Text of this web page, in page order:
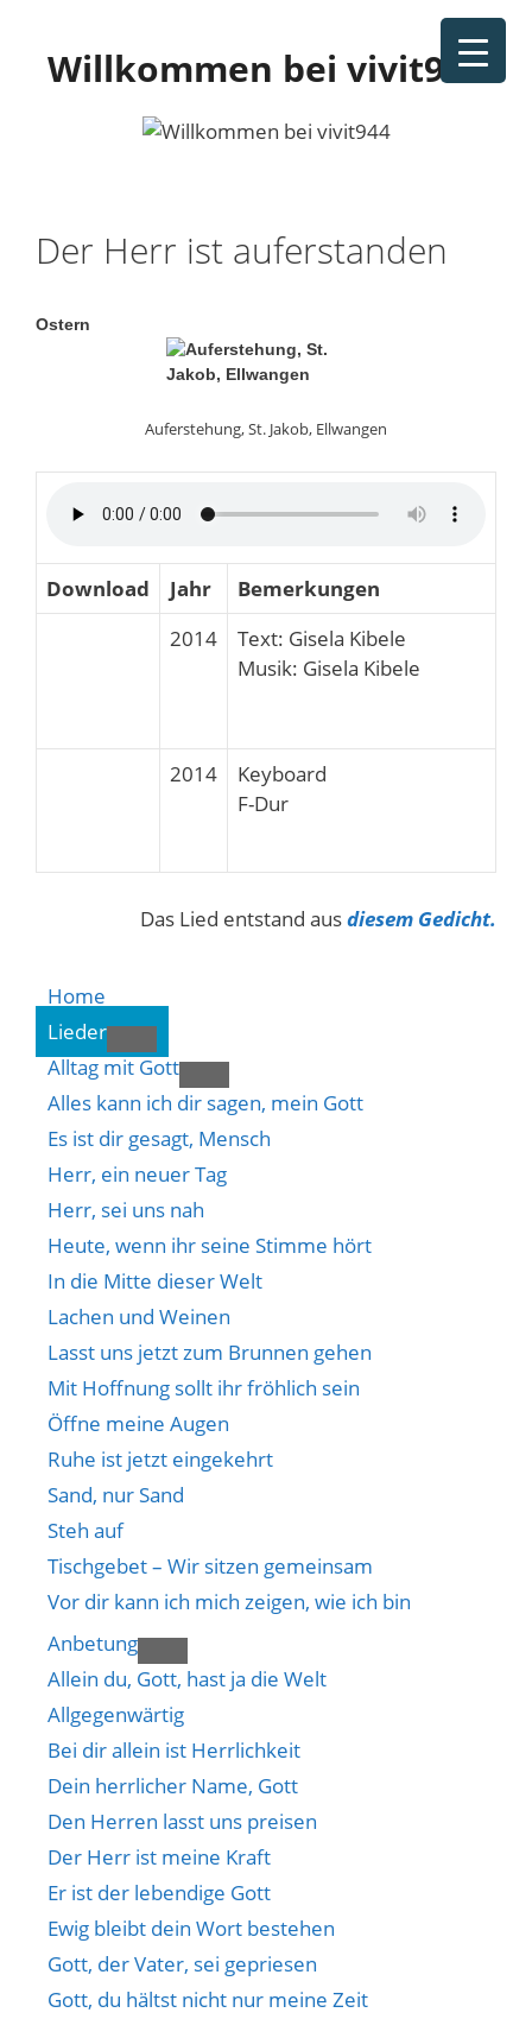
springenWillkommen bei vivit944
Der Herr ist auferstanden
Ostern
Auferstehung, St. Jakob, Ellwangen
Download Jahr
Bemerkungen
2014
Text: Gisela Kibele
Musik: Gisela Kibele
2014
Keyboard
F-Dur
Das Lied entstand ausdiesem Gedicht.
Home
Lieder
Alltag mit Gott
Alles kann ich dir sagen, mein Gott
Es ist dir gesagt, Mensch
Herr, ein neuer Tag
Herr, sei uns nah
Heute, wenn ihr seine Stimme hört
In die Mitte dieser Welt
Lachen und Weinen
Lasst uns jetzt zum Brunnen gehen
Mit Hoffnung sollt ihr fröhlich sein
Öffne meine Augen
Ruhe ist jetzt eingekehrt
Sand, nur Sand
Steh auf
Tischgebet – Wir sitzen gemeinsam
Vor dir kann ich mich zeigen, wie ich bin
Anbetung
Allein du, Gott, hast ja die Welt
Allgegenwärtig
Bei dir allein ist Herrlichkeit
Dein herrlicher Name, Gott
Den Herren lasst uns preisen
Der Herr ist meine Kraft
Er ist der lebendige Gott
Ewig bleibt dein Wort bestehen
Gott, der Vater, sei gepriesen
Gott, du hältst nicht nur meine Zeit